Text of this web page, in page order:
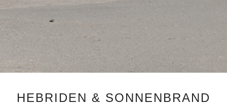
HEBRIDEN & SONNENBRAND